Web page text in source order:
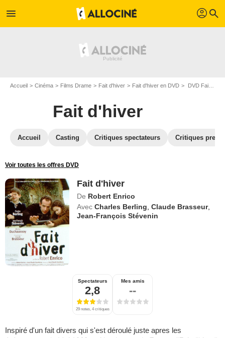
menu profil search
Accueil Cinéma Films Drame Fait d'hiver Fait d'hiver en DVD DVD Fait d'hiver
Fait d'hiver
Accueil Casting Critiques spectateurs Critiques
Voir toutes les offres DVD
Fait d'hiver
De Robert Enrico
Avec Charles Berling ,Claude Brasseur,
Jean-François Stévenin
Spectateurs
2,8
29 notes, 4 critiques
Mes amis
--
Inspiré d'un fait divers qui s'est déroulé juste apres les